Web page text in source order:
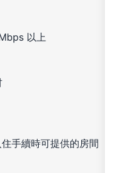
以上
手續時可提供的房間